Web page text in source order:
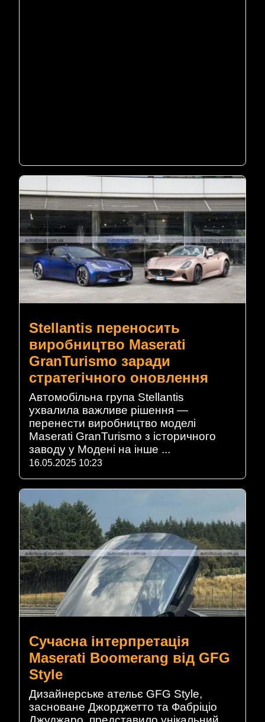
Stellantis переносить
виробництво Maserati
GranTurismo заради
стратегічного оновлення
Автомобільна група Stellantis
ухвалила важливе рішення —
перенести виробництво моделі
Maserati GranTurismo з історичного
заводу у Модені на інше ...
16.05.2025 10:23
Сучасна інтерпретація
Maserati Boomerang від GFG
Style
Дизайнерське ательє GFG Style,
засноване Джорджетто та Фабріціо